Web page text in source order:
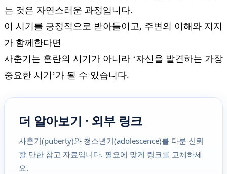
는 것은 자연스러운 과정입니다.
이 시기를 긍정적으로 받아들이고, 주변의 이해와 지지
가 함께한다면
사춘기는 혼란의 시기가 아니라 ‘자신을 발견하는 가장
중요한 시기’가 될 수 있습니다.
더 알아보기 · 외부 링크
사춘기(puberty)와 청소년기(adolescence)를 다룬 신뢰
할 만한 참고 자료입니다. 필요에 맞게 링크를 교체하세
요.